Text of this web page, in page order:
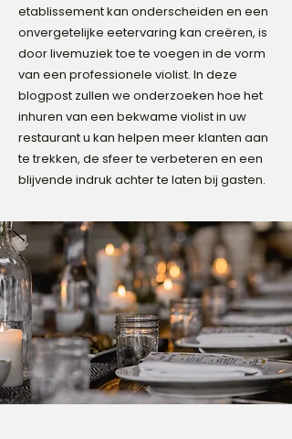
etablissement kan onderscheiden en een
onvergetelijke eetervaring kan creëren, is
door livemuziek toe te voegen in de vorm
van een professionele violist. In deze
blogpost zullen we onderzoeken hoe het
inhuren van een bekwame violist in uw
restaurant u kan helpen meer klanten aan
te trekken, de sfeer te verbeteren en een
blijvende indruk achter te laten bij gasten.